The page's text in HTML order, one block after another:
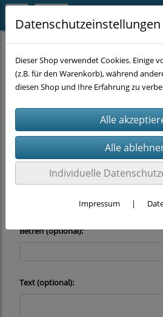
Wir beantworten Ihre Fragen
untenstehende Formular
Name (optional):
Betreff (optional):
Text (optional):
Datenschutzeinstellungen
Dieser Shop verwendet Cookies. Einige
(z.B. für den Warenkorb), während
diesen Shop und Ihre Erfahrung zu
Individuelle
Impressum |